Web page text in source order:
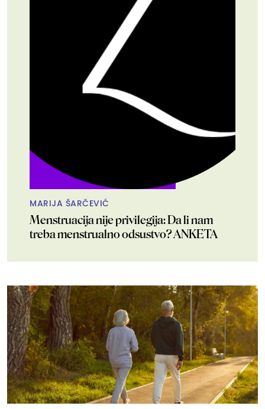
MARIJA ŠARČEVIĆ
Menstruacija nije privilegija: Da li nam
treba menstrualno odsustvo? ANKETA